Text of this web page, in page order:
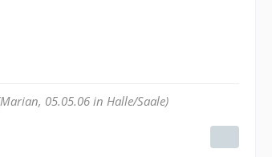
05.05.06 in Halle/Saale)